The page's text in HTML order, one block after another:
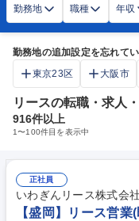
勤務地 職種 年収
勤務地の追加設定を忘れて
東京23区
大阪市
リースの転職・求人
916件以上
1〜100件目を表示中
正社員
いわぎんリース株式会社
【盛岡】リース営